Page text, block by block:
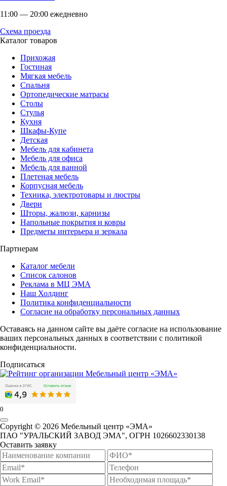
11:00 — 20:00 ежедневно
Схема проезда
Каталог товаров
Прихожая
Гостиная
Мягкая мебель
Спальня
Ортопедические матрасы
Столы
Стулья
Кухня
Шкафы-Купе
Детская
Мебель для кабинета
Мебель для офиса
Мебель для ванной
Плетеная мебель
Корпусная мебель
Техника, электротовары и люстры
Двери
Шторы, жалюзи, карнизы
Напольные покрытия и ковры
Предметы интерьера и зеркала
Партнерам
Каталог мебели
Список салонов
Реклама в МЦ ЭМА
Наш Холдинг
Политика конфиденциальности
Согласие на обработку персональных данных
Оставаясь на данном сайте вы даёте согласие на использование
ваших персональных данных в соответствии с политикой
конфиденциальности.
Подписаться
0
Copyright © 2026 Мебельный центр «ЭМА»
ПАО "УРАЛЬСКИЙ ЗАВОД ЭМА", ОГРН 1026602330138
Оставить заявку